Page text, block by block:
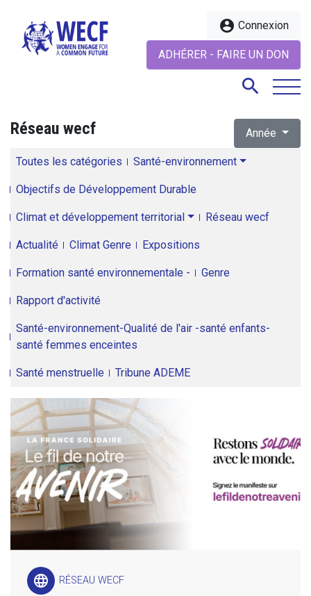
account_circle Connexion
ADHÉRER - FAIRE UN DON
search
Réseau wecf Année
Toutes les catégories Santé-environnement
Objectifs de Développement Durable
Climat et développement territorial Réseau wecf
Actualité Climat Genre Expositions
Formation santé environnementale - Genre
Rapport d'activité
Santé-environnement-Qualité de l'air -santé enfants-
santé femmes enceintes
Santé menstruelle Tribune ADEME
language RÉSEAU WECF